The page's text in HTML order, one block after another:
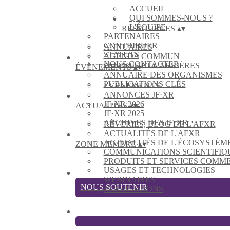
ACCUEIL
QUI SOMMES-NOUS ?
L'ÉQUIPE
PARTENAIRES
CONTRIBUER
STATUTS
NOUS CONTACTER
RESSOURCES ▴▾
ANNUAIRES
AGENDA COMMUN
EMPLOIS ET CARRIÈRES
ANNUAIRE DES ORGANISMES
PUBLICATIONS CLÉS
ÉVÈNEMENTS▴▾
EVÈNEMENTS
ANNONCES JF·XR
JF·XR 2026
JF·XR 2025
ARCHIVES DES JF·XR
ACTUALITÉS▴▾
RÊVERIES, BLOG DE L'AFXR
ACTUALITÉS DE L'AFXR
ACTUALITÉS DE
COMMUNICATIONS
PRODUITS ET SERVICES
USAGES ET TECHNOLOGIES
WEBINAIRES
PUBLICATIONS
ZONE MEMBRE▴▾
NOUS SOUTENIR